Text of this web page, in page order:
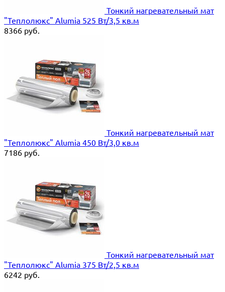
Тонкий нагревательный мат
"Теплолюкс" Alumia 525 Вт/3,5 кв.м
8366 руб.
Тонкий нагревательный мат
"Теплолюкс" Alumia 450 Вт/3,0 кв.м
7186 руб.
Тонкий нагревательный мат
"Теплолюкс" Alumia 375 Вт/2,5 кв.м
6242 руб.